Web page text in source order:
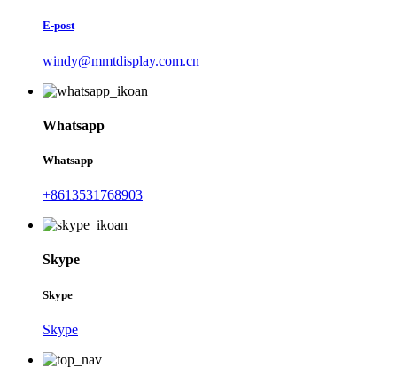
E-post
windy@mmtdisplay.com.cn
Whatsapp
Whatsapp
+8613531768903
Skype
Skype
Skype